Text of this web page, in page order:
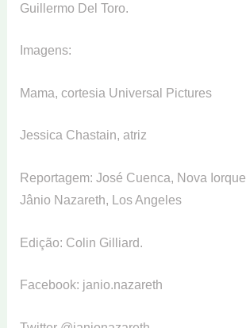
Guillermo Del Toro.
Imagens:
Mama, cortesia Universal Pictures
Jessica Chastain, atriz
Reportagem: José Cuenca, Nova Iorque
Jânio Nazareth, Los Angeles
Edição: Colin Gilliard.
Facebook: janio.nazareth